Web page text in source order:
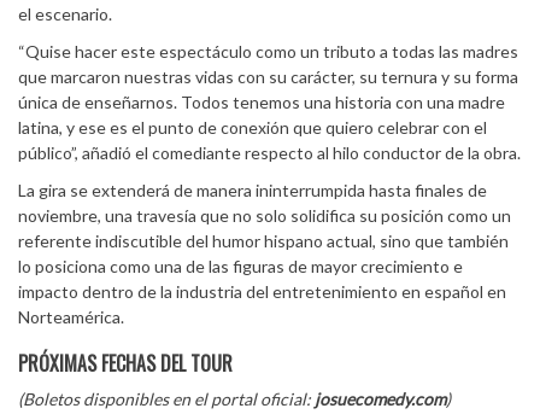
el escenario.
“Quise hacer este espectáculo como un tributo a todas las madres
que marcaron nuestras vidas con su carácter, su ternura y su forma
única de enseñarnos. Todos tenemos una historia con una madre
latina, y ese es el punto de conexión que quiero celebrar con el
público”, añadió el comediante respecto al hilo conductor de la obra.
La gira se extenderá de manera ininterrumpida hasta finales de
noviembre, una travesía que no solo solidifica su posición como un
referente indiscutible del humor hispano actual, sino que también
lo posiciona como una de las figuras de mayor crecimiento e
impacto dentro de la industria del entretenimiento en español en
Norteamérica.
PRÓXIMAS FECHAS DEL TOUR
(Boletos disponibles en el portal oficial: josuecomedy.com)